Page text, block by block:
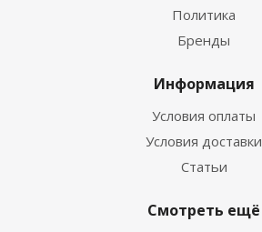
Политика
Бренды
Информация
Условия оплаты
Условия доставки
Статьи
Смотреть ещё